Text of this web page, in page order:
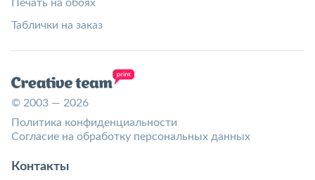
Печать на обоях
Таблички на заказ
© 2003 — 2026
Политика конфиденциальности
Согласие на обработку персональных данных
Контакты